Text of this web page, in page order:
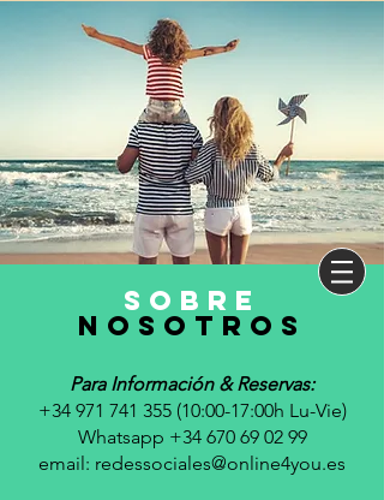
sobre
nosotros
Para Información & Reservas:
+34 971 741 355 (10:00-17:00h Lu-Vie)
Whatsapp +34 670 69 02 99
email: redessociales@online4you.es